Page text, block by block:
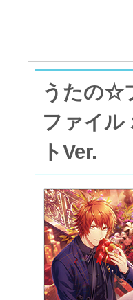
うたの☆
ファイル
トVer.